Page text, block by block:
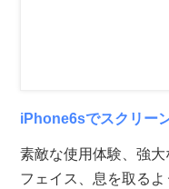
iPhone6sでスクリー
素敵な使用体験、強
フェイス、息を取る